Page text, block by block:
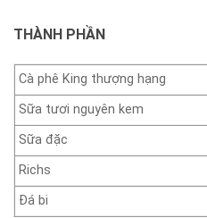
THÀNH PHẦN
Cà phê King thượng hạng
Sữa tươi nguyên kem
Sữa đặc
Richs
Đá bi